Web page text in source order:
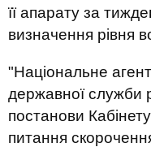
її апарату за
визначення рівня
"Національне
державної служби
постанови Кабінету
питання